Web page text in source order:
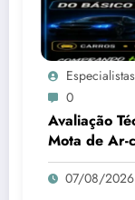
0
Avaliação
Mota de Ar-
Agrícola 2.0
Máquinas
07/08/2026